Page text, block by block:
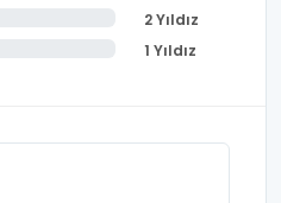
2 Yıldız
1 Yıldız